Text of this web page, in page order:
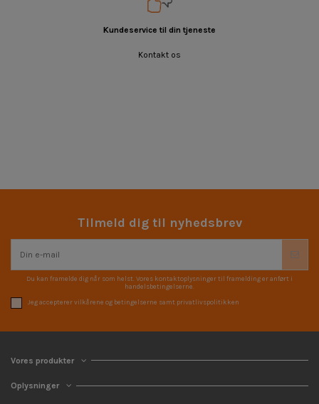
Kundeservice til din tjeneste
Kontakt os
Tilmeld dig til nyhedsbrev
Du kan framelde dig når som helst. Vores kontaktoplysninger til framelding er anført i
handelsbetingelserne.
Jeg accepterer vilkårene og betingelserne samt privatlivspolitikken
Vores produkter
Oplysninger